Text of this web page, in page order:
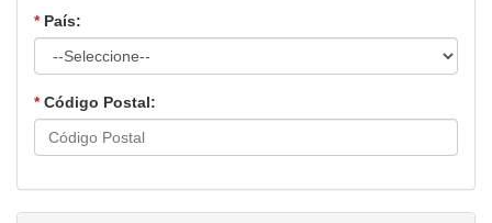
*País:
*Código Postal: